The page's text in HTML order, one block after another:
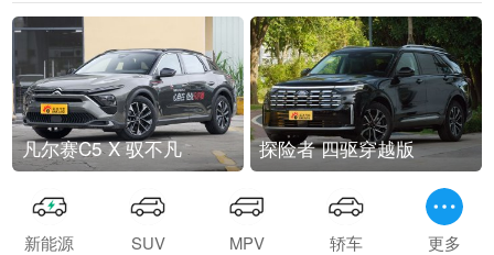
凡尔赛C5 X 驭不凡 探险者 四驱穿越版
新能源 SUV MPV 轿车 更多